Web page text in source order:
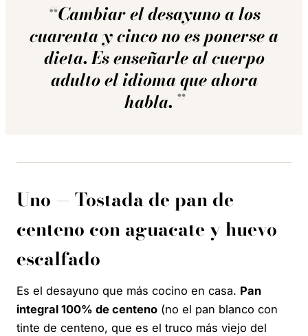
Cambiar el desayuno a los
cuarenta y cinco no es ponerse a
dieta. Es enseñarle al cuerpo
adulto el idioma que ahora
habla.
Uno — Tostada de pan de
centeno con aguacate y huevo
escalfado
Es el desayuno que más cocino en casa. Pan
integral 100% de centeno (no el pan blanco con
tinte de centeno, que es el truco más viejo del